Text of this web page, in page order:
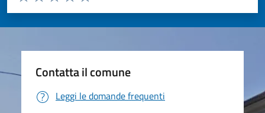
Valuta 5 stelle su 5
Valuta 4 stelle su 5
Valuta 3 stelle su 5
Valuta 2 stelle su 5
Valuta 1 stelle su 5
Contatta il comune
Leggi le domande frequenti